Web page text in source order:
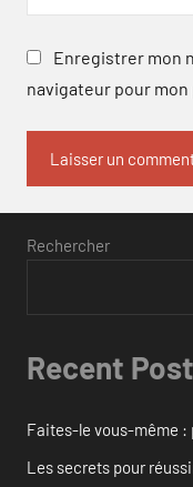
Enregistrer mon
navigateur pour
Rechercher
Recent
Faites-le vous-même
Les secrets pour